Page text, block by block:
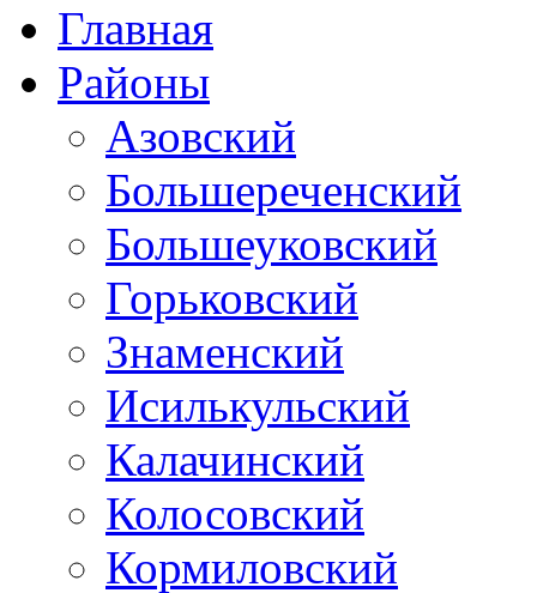
Главная
Районы
Азовский
Большереченский
Большеуковский
Горьковский
Знаменский
Исилькульский
Калачинский
Колосовский
Кормиловский